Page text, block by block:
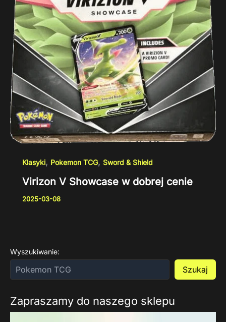
Klasyki, Pokemon TCG, Sword & Shield
Virizon V Showcase w dobrej cenie
2025-03-08
Wyszukiwanie:
Szukaj
Zapraszamy do naszego sklepu